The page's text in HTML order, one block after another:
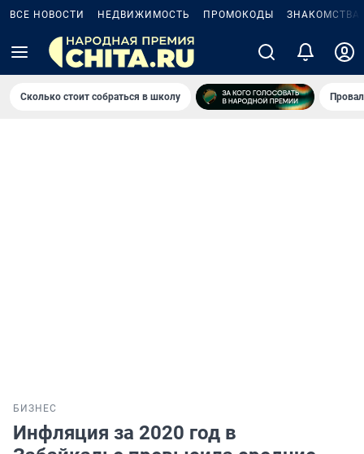
ВСЕ НОВОСТИ НЕДВИЖИМОСТЬ ПРОМОКОДЫ ЗНАКОМСТВА
Сколько стоит собраться в школу
БИЗНЕС
Инфляция за 2020 год в